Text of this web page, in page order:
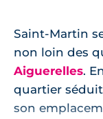
Saint-Martin
non loin des
Aiguerelles.
quartier
son